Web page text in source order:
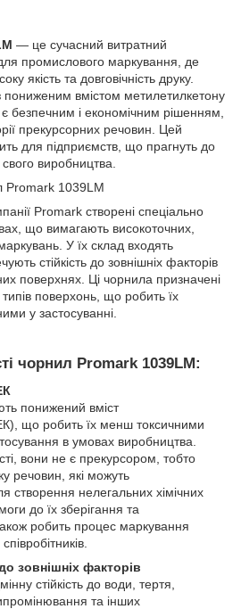
— це сучасний витратний
промислового маркування, де
якість та довговічність друку.
пониженим вмістом метилетилкетону
безпечним і економічним рішенням,
прекурсорних речовин. Цей
для підприємств, що прагнуть до
свого виробництва.
Promark 1039LM
Promark створені спеціально
що вимагають високоточних,
У їх склад входять
стійкість до зовнішніх факторів
поверхнях. Ці чорнила призначені
типів поверхонь, що робить їх
у застосуванні.
чорнил Promark 1039LM:
понижений вміст
що робить їх менш токсичними
в умовах виробництва.
вони не є прекурсором, тобто
речовин, які можуть
створення нелегальних хімічних
до їх зберігання та
робить процес маркування
зовнішніх факторів
стійкість до води, тертя,
та інших